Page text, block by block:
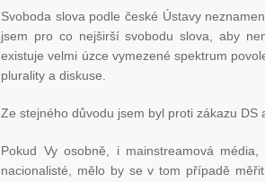
Svoboda slova podle české Ústavy
jsem pro co nejširší svobodu slova, aby
existuje velmi úzce vymezené spektrum
plurality a diskuse.
Ze stejného důvodu jsem byl proti zákazu DS
Pokud Vy osobně, i mainstreamová
nacionalisté, mělo by se v tom případě